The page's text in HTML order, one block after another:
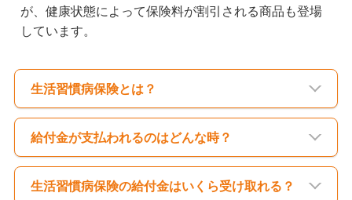
が、健康状態によって保険料が割引される商品も登場
しています。
生活習慣病保険とは？
給付金が支払われるのはどんな時？
生活習慣病保険の給付金はいくら受け取れる？